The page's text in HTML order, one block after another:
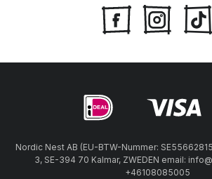
Nordic Nest AB (EU-BTW-Nummer:
3, SE-394 70 Kalmar, ZWEDEN email:
+46108085005